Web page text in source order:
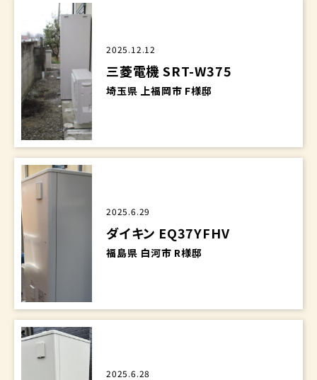
2025.12.12
三菱電機 SRT-W375
埼玉県 上福岡市 F様邸
2025.6.29
ダイキン EQ37YFHV
福島県 白河市 R様邸
2025.6.28